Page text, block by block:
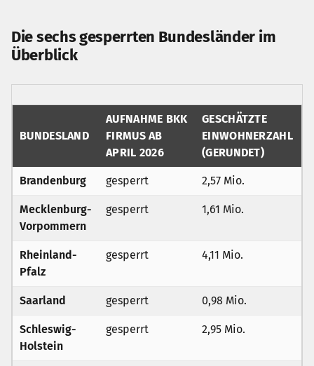
Die sechs gesperrten Bundesländer im
Überblick
BUNDESLAND
AUFNAHME BKK
FIRMUS AB
APRIL 2026
GESCHÄTZTE
EINWOHNERZAHL
(GERUNDET)
Brandenburg gesperrt 2,57 Mio.
Mecklenburg-
Vorpommern
gesperrt 1,61 Mio.
Rheinland-
Pfalz
gesperrt 4,11 Mio.
Saarland gesperrt 0,98 Mio.
Schleswig-
Holstein
gesperrt 2,95 Mio.